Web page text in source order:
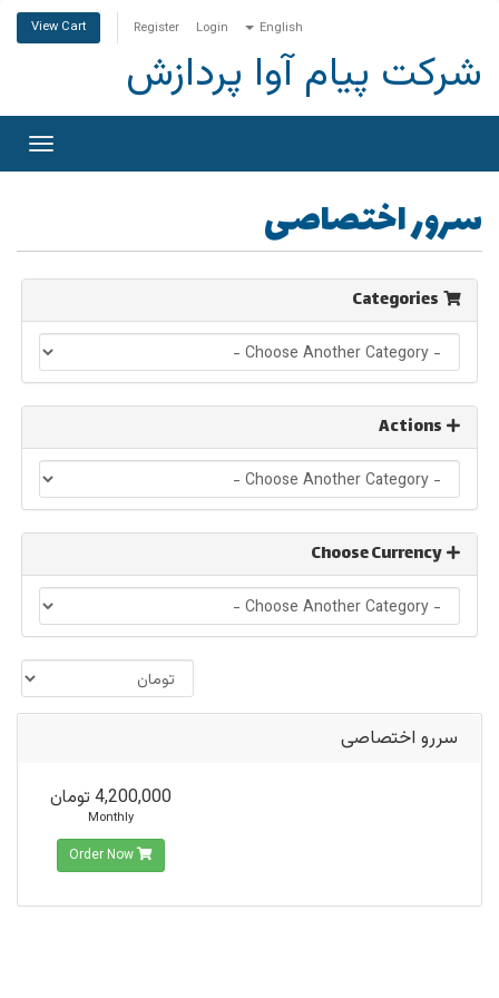
English
Login
Register
View Cart
شرکت پیام آوا پردازش
سرور اختصاصی
سررو اختصاصی
4,200,000 تومان
Monthly
Order Now